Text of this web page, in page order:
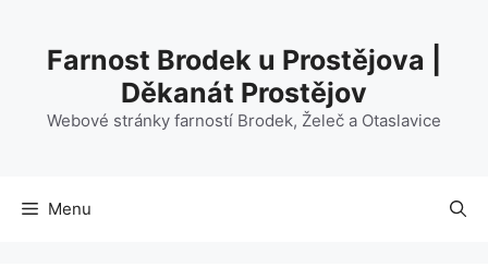
obsahFarnost Brodek u Prostějova |
Děkanát Prostějov
Webové stránky farností Brodek, Želeč a Otaslavice
Menu